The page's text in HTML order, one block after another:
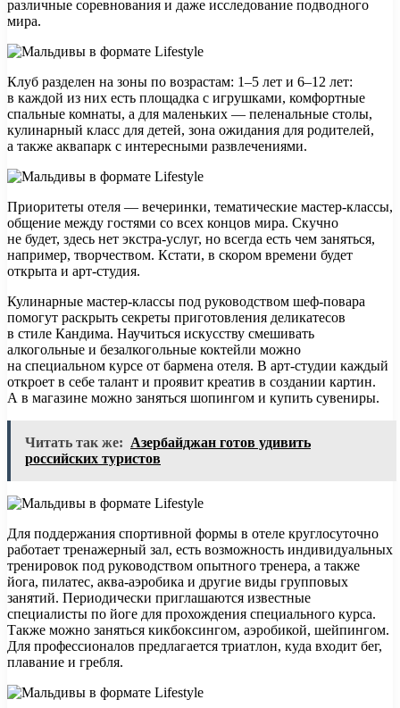
различные соревнования и даже исследование подводного
мира.
Клуб разделен на зоны по возрастам: 1–5 лет и 6–12 лет:
в каждой из них есть площадка с игрушками, комфортные
спальные комнаты, а для маленьких — пеленальные столы,
кулинарный класс для детей, зона ожидания для родителей,
а также аквапарк с интересными развлечениями.
Приоритеты отеля — вечеринки, тематические мастер-классы,
общение между гостями со всех концов мира. Скучно
не будет, здесь нет экстра-услуг, но всегда есть чем заняться,
например, творчеством. Кстати, в скором времени будет
открыта и арт-студия.
Кулинарные мастер-классы под руководством шеф-повара
помогут раскрыть секреты приготовления деликатесов
в стиле Кандима. Научиться искусству смешивать
алкогольные и безалкогольные коктейли можно
на специальном курсе от бармена отеля. В арт-студии каждый
откроет в себе талант и проявит креатив в создании картин.
А в магазине можно заняться шопингом и купить сувениры.
Читать так же: Азербайджан готов удивить
российских туристов
Для поддержания спортивной формы в отеле круглосуточно
работает тренажерный зал, есть возможность индивидуальных
тренировок под руководством опытного тренера, а также
йога, пилатес, аква-аэробика и другие виды групповых
занятий. Периодически приглашаются известные
специалисты по йоге для прохождения специального курса.
Также можно заняться кикбоксингом, аэробикой, шейпингом.
Для профессионалов предлагается триатлон, куда входит бег,
плавание и гребля.